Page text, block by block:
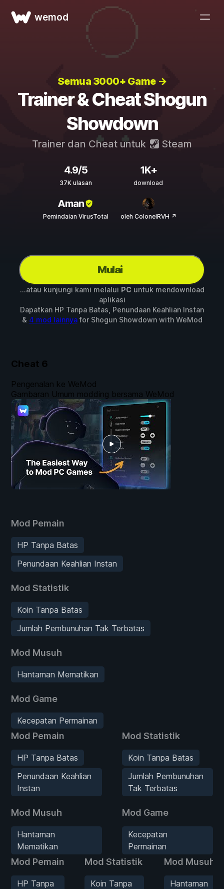
wemod
Semua 3000+ Game →
Trainer & Cheat Shogun
Showdown
Trainer dan Cheat untuk Steam
4.9/5
37K ulasan
1K+
download
Aman
Pemindaian VirusTotal oleh ColonelRVH ↗
Mulai
...atau kunjungi kami melalui PC untuk mendownload
aplikasi
Dapatkan HP Tanpa Batas, Penundaan Keahlian Instan
& 4 mod lainnyafor Shogun Showdownwith WeMod
Cheat 6
Mod Pemain
HP Tanpa Batas
Penundaan Keahlian Instan
Mod Statistik
Koin Tanpa Batas
Jumlah Pembunuhan Tak Terbatas
Mod Musuh
Hantaman Mematikan
Mod Game
Kecepatan Permainan
Mod Pemain
HP Tanpa Batas
Penundaan Keahlian
Instan
Mod Musuh
Hantaman
Mematikan
Mod Statistik
Koin Tanpa Batas
Jumlah Pembunuhan
Tak Terbatas
Mod Game
Kecepatan
Permainan
Mod Pemain
HP Tanpa
Mod Statistik
Koin Tanpa
Mod Musuh
Hantaman
Pengenalan ke WeMod
Gambaran Umum modding bersama WeMod